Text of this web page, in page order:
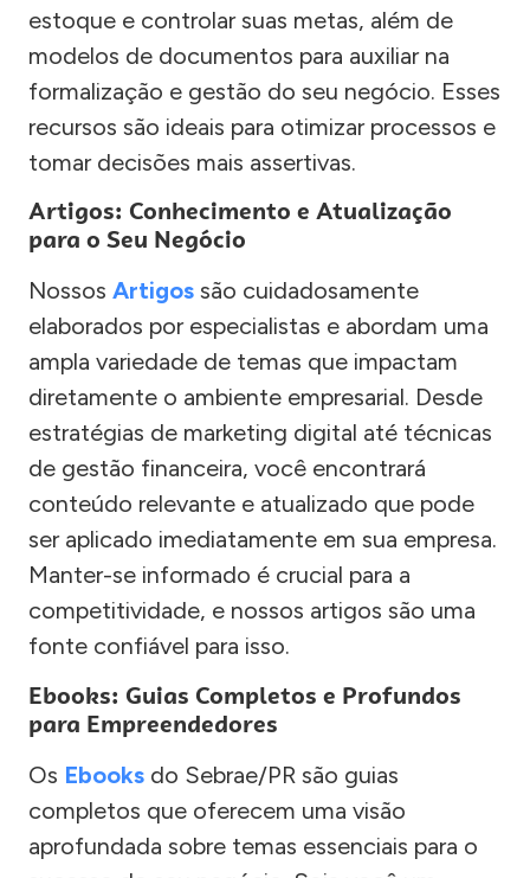
estoque e controlar suas metas, além de
modelos de documentos para auxiliar na
formalização e gestão do seu negócio. Esses
recursos são ideais para otimizar processos e
tomar decisões mais assertivas.
Artigos: Conhecimento e Atualização
para o Seu Negócio
Nossos Artigos são cuidadosamente
elaborados por especialistas e abordam uma
ampla variedade de temas que impactam
diretamente o ambiente empresarial. Desde
estratégias de marketing digital até técnicas
de gestão financeira, você encontrará
conteúdo relevante e atualizado que pode
ser aplicado imediatamente em sua empresa.
Manter-se informado é crucial para a
competitividade, e nossos artigos são uma
fonte confiável para isso.
Ebooks: Guias Completos e Profundos
para Empreendedores
Os Ebooks do Sebrae/PR são guias
completos que oferecem uma visão
aprofundada sobre temas essenciais para o